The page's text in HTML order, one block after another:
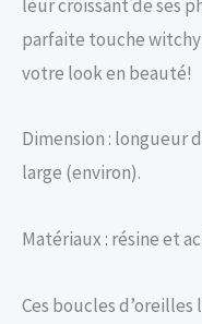
leur croissant de ses
parfaite touche
votre look en beauté!
Dimension : longueur
large (environ).
Matériaux : résine et
Ces boucles